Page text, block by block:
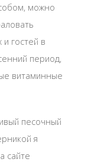
можно
гостей в
период,
витаминные
песочный
я
сайте